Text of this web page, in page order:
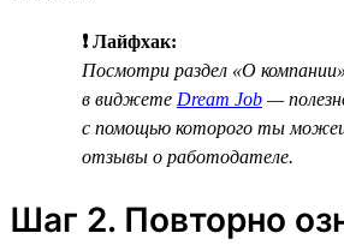
❗ Лайфхак:
Посмотри раздел «О
в виджете Dream Job —
с помощью которого ты
отзывы о работодателе.
Шаг 2. Повторно